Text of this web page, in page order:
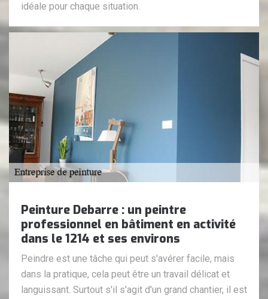
idéale pour chaque situation.
Peinture Debarre : un peintre
professionnel en bâtiment en activité
dans le 1214 et ses environs
Peindre est une tâche qui peut s'avérer facile, mais
dans la pratique, cela peut être un travail délicat et
languissant. Surtout s'il s'agit d'un grand chantier, il est